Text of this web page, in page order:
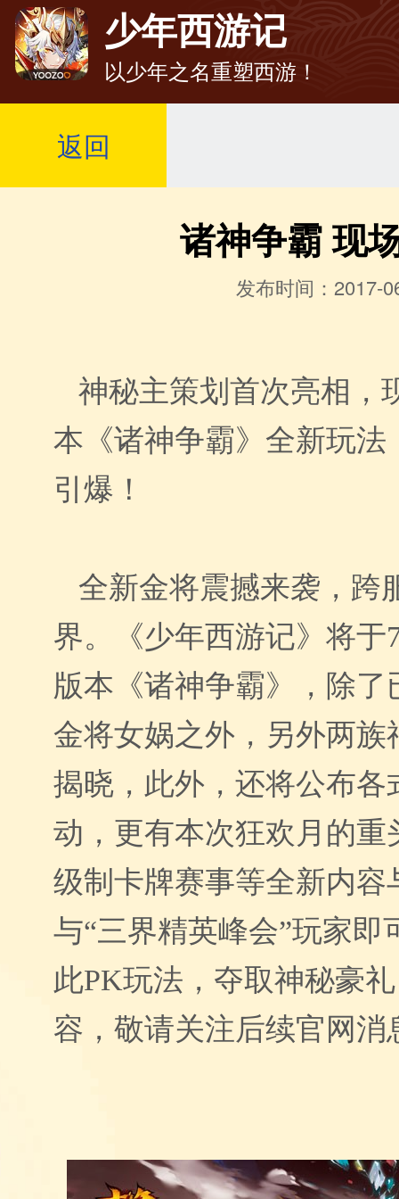
少年西游记
以少年之名重塑西游！
返回
诸神争霸 现
发布时间：2017-
神秘主策划首次亮相，
本《诸神争霸》全新玩法
引爆！
全新金将震撼来袭，跨
界。《少年西游记》将于
版本《诸神争霸》，除了
金将女娲之外，另外两族
揭晓，此外，还将公布各
动，更有本次狂欢月的
级制卡牌赛事等全新内容
与“三界精英峰会”玩家即
此PK玩法，夺取神秘豪
容，敬请关注后续官网消